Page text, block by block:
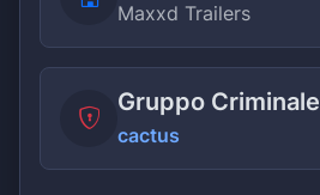
Maxxd Trailers
Gruppo Criminale
cactus